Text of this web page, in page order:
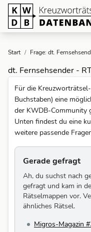
Start / Frage: dt.
dt. Fernsehsender -
Für die
Buchstaben) eine
der KWDB-Community
Unten findest du eine
weitere passende
Gerade gefragt
Ah, du suchst nach
gefragt und kam in
Rätselmappen vor.
ähnliches Rätsel.
Migros-Magazin